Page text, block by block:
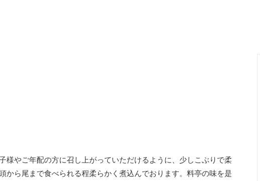
様やご年配の方に召し上がっていただけるように、少しこぶりで柔
から尾まで食べられる程柔らかく煮込んでおります。料亭の味を是